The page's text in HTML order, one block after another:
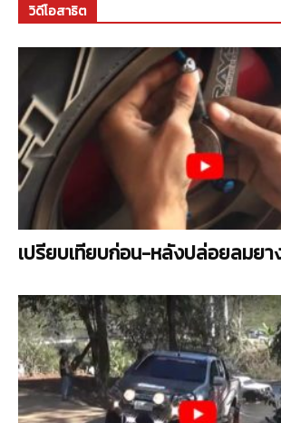
วิดีโอสาธิต
เปรียบเทียบก่อน-หลังปล่อยลมยา